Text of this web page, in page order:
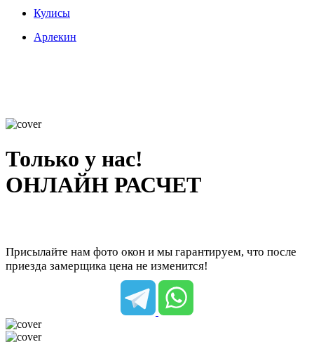
Кулисы
Арлекин
Только у нас!
ОНЛАЙН РАСЧЕТ
Присылайте нам фото окон и мы гарантируем, что после
приезда замерщика цена не изменится!